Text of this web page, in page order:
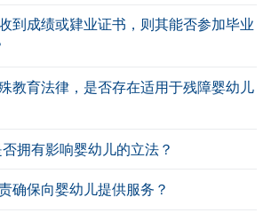
到成绩或肄业证书，则其能否参加毕业
教育法律，是否存在适用于残障婴幼儿
拥有影响婴幼儿的立法？
确保向婴幼儿提供服务？